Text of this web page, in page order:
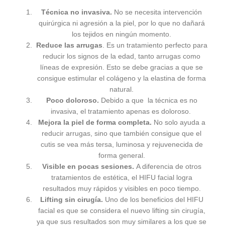
Técnica no invasiva. No se necesita intervención
quirúrgica ni agresión a la piel, por lo que no dañará
los tejidos en ningún momento.
Reduce las arrugas . Es un tratamiento perfecto para
reducir los signos de la edad, tanto arrugas como
líneas de expresión. Esto se debe gracias a que se
consigue estimular el colágeno y la elastina de forma
natural.
Poco doloroso. Debido a que la técnica es no
invasiva, el tratamiento apenas es doloroso.
Mejora la piel de forma completa. No solo ayuda a
reducir arrugas, sino que también consigue que el
cutis se vea más tersa, luminosa y rejuvenecida de
forma general.
Visible en pocas sesiones. A diferencia de otros
tratamientos de estética, el HIFU facial logra
resultados muy rápidos y visibles en poco tiempo.
Lifting sin cirugía. Uno de los beneficios del HIFU
facial es que se considera el nuevo lifting sin cirugía,
ya que sus resultados son muy similares a los que se